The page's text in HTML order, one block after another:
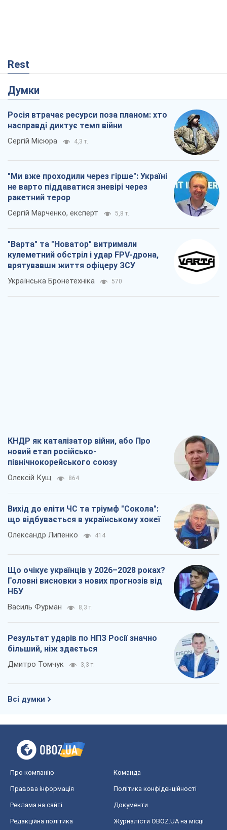
Rest
Думки
Росія втрачає ресурси поза планом: хто
насправді диктує темп війни
Сергій Місюра 4,3 т.
"Ми вже проходили через гірше": Україні
не варто піддаватися зневірі через
ракетний терор
Сергій Марченко, експерт 5,8 т.
"Варта" та "Новатор" витримали
кулеметний обстріл і удар FPV-дрона,
врятувавши життя офіцеру ЗСУ
Українська Бронетехніка 570
КНДР як каталізатор війни, або Про
новий етап російсько-
північнокорейського союзу
Олексій Кущ 864
Вихід до еліти ЧС та тріумф "Сокола":
що відбувається в українському хокеї
Олександр Липенко 414
Що очікує українців у 2026–2028 роках?
Головні висновки з нових прогнозів від
НБУ
Василь Фурман 8,3 т.
Результат ударів по НПЗ Росії значно
більший, ніж здається
Дмитро Томчук 3,3 т.
Всі думки
Про компанію Команда
Правова інформація Політика конфіденційності
Реклама на сайті Документи
Редакційна політика
Журналісти OBOZ.UA на місці